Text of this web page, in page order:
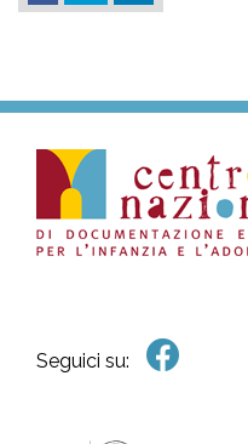
Seguici su: